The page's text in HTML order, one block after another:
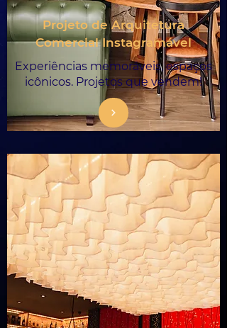
Projeto de Arquitetura
Comercial Instagramável
Experiências memoráveis, espaços
icônicos. Projetos que vendem!